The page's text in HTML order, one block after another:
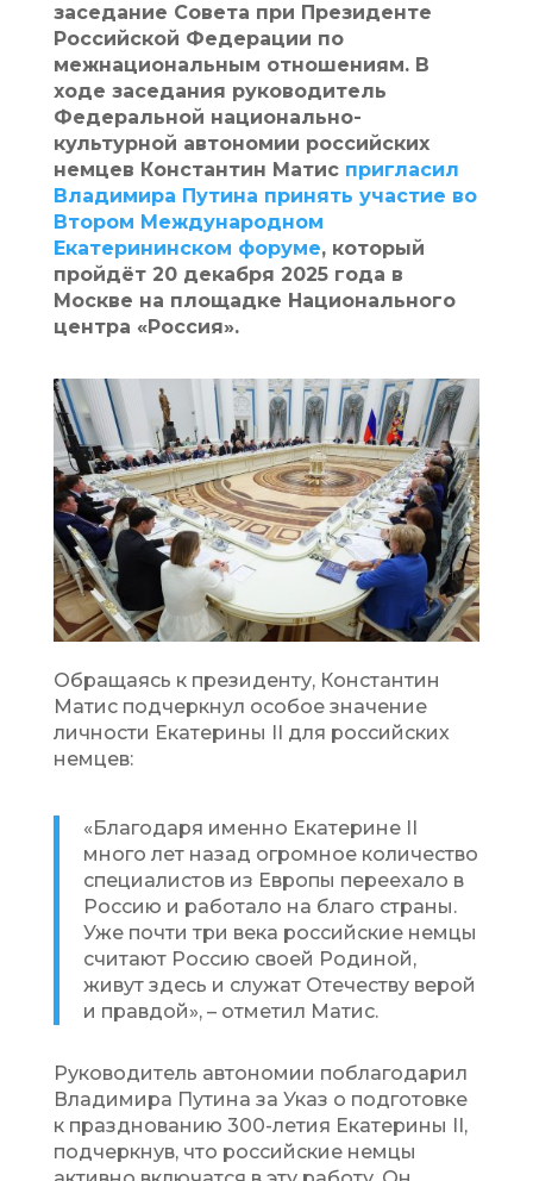
заседание Совета при Президенте
Российской Федерации по
межнациональным отношениям. В
ходе заседания руководитель
Федеральной национально-
культурной автономии российских
немцев Константин Матис пригласил
Владимира Путина принять участие во
Втором Международном
Екатерининском форуме, который
пройдёт 20 декабря 2025 года в
Москве на площадке Национального
центра «Россия».
Обращаясь к президенту, Константин
Матис подчеркнул особое значение
личности Екатерины II для российских
немцев:
«Благодаря именно Екатерине II
много лет назад огромное количество
специалистов из Европы переехало в
Россию и работало на благо страны.
Уже почти три века российские немцы
считают Россию своей Родиной,
живут здесь и служат Отечеству верой
и правдой», – отметил Матис.
Руководитель автономии поблагодарил
Владимира Путина за Указ о подготовке
к празднованию 300-летия Екатерины II,
подчеркнув, что российские немцы